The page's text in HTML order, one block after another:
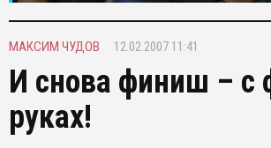
МАКСИМ ЧУДОВ 12.02.2007 11:41
И снова финиш – с
руках!